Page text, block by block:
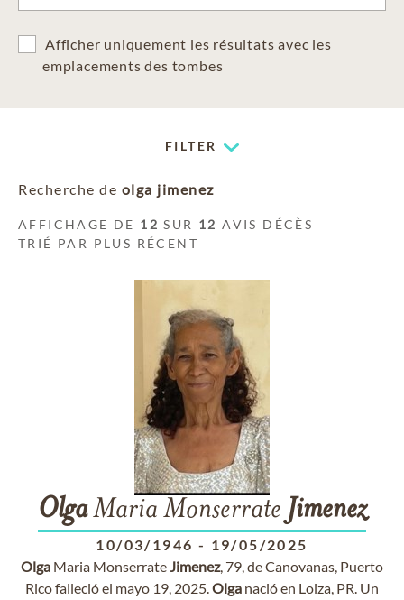
Afficher uniquement les résultats avec les
emplacements des tombes
FILTER
Recherche de olga jimenez
AFFICHAGE DE 12 SUR 12 AVIS DÉCÈS
TRIÉ PAR PLUS RÉCENT
OlgaMaria Monserrate Jimenez
10/03/1946 - 19/05/2025
Olga Maria MonserrateJimenez, 79, de Canovanas, Puerto
Rico falleció el mayo 19, 2025.Olga nació en Loiza, PR. Un